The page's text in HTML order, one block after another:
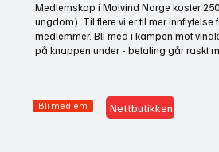
oss på stand i Elverum
Medlemskap i Motvind Norge koster
ungdom). Til flere vi er til mer innflytelse
medlemmer. Bli med i kampen mot
på knappen under - betaling går raskt
Bli medlem Nettbutikken